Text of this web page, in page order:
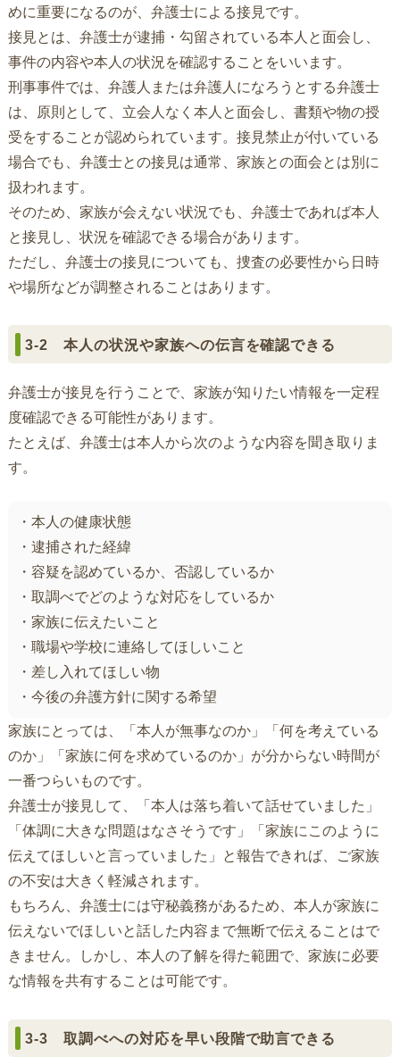
めに重要になるのが、弁護士による接見です。
接見とは、弁護士が逮捕・勾留されている本人と面会し、
事件の内容や本人の状況を確認することをいいます。
刑事事件では、弁護人または弁護人になろうとする弁護士
は、原則として、立会人なく本人と面会し、書類や物の授
受をすることが認められています。接見禁止が付いている
場合でも、弁護士との接見は通常、家族との面会とは別に
扱われます。
そのため、家族が会えない状況でも、弁護士であれば本人
と接見し、状況を確認できる場合があります。
ただし、弁護士の接見についても、捜査の必要性から日時
や場所などが調整されることはあります。
3-2 本人の状況や家族への伝言を確認できる
弁護士が接見を行うことで、家族が知りたい情報を一定程
度確認できる可能性があります。
たとえば、弁護士は本人から次のような内容を聞き取りま
す。
・本人の健康状態
・逮捕された経緯
・容疑を認めているか、否認しているか
・取調べでどのような対応をしているか
・家族に伝えたいこと
・職場や学校に連絡してほしいこと
・差し入れてほしい物
・今後の弁護方針に関する希望
家族にとっては、「本人が無事なのか」「何を考えている
のか」「家族に何を求めているのか」が分からない時間が
一番つらいものです。
弁護士が接見して、「本人は落ち着いて話せていました」
「体調に大きな問題はなさそうです」「家族にこのように
伝えてほしいと言っていました」と報告できれば、ご家族
の不安は大きく軽減されます。
もちろん、弁護士には守秘義務があるため、本人が家族に
伝えないでほしいと話した内容まで無断で伝えることはで
きません。しかし、本人の了解を得た範囲で、家族に必要
な情報を共有することは可能です。
3-3 取調べへの対応を早い段階で助言できる